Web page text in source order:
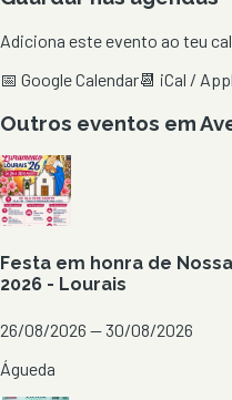
Adiciona este evento ao teu
📅 Google Calendar📆 iCal /
Outros eventos em
Festa em honra de
2026 - Lourais
26/08/2026 — 30/08/2026
Águeda